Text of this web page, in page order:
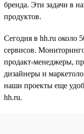
бренда. Эти задачи в
продуктов.
Сегодня в hh.ru около
сервисов.
продакт-менеджеры,
дизайнеры и
наши проекты еще
hh.ru.